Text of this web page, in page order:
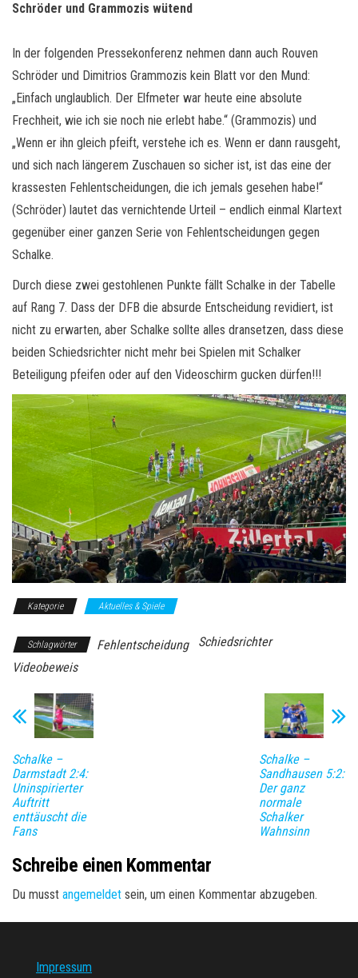
Schröder und Grammozis wütend
In der folgenden Pressekonferenz nehmen dann auch Rouven
Schröder und Dimitrios Grammozis kein Blatt vor den Mund:
„Einfach unglaublich. Der Elfmeter war heute eine absolute
Frechheit, wie ich sie noch nie erlebt habe.“ (Grammozis) und
„Wenn er ihn gleich pfeift, verstehe ich es. Wenn er dann rausgeht,
und sich nach längerem Zuschauen so sicher ist, ist das eine der
krassesten Fehlentscheidungen, die ich jemals gesehen habe!“
(Schröder) lautet das vernichtende Urteil – endlich einmal Klartext
gegenüber einer ganzen Serie von Fehlentscheidungen gegen
Schalke.
Durch diese zwei gestohlenen Punkte fällt Schalke in der Tabelle
auf Rang 7. Dass der DFB die absurde Entscheidung revidiert, ist
nicht zu erwarten, aber Schalke sollte alles dransetzen, dass diese
beiden Schiedsrichter nicht mehr bei Spielen mit Schalker
Beteiligung pfeifen oder auf den Videoschirm gucken dürfen!!!
Kategorie Aktuelles & Spiele
Schlagwörter Fehlentscheidung
Schiedsrichter
Videobeweis
Schalke –
Darmstadt 2:4:
Uninspirierter
Auftritt
enttäuscht die
Fans
Schalke –
Sandhausen 5:2:
Der ganz
normale
Schalker
Wahnsinn
Schreibe einen Kommentar
Du musst angemeldet sein, um einen Kommentar abzugeben.
Impressum